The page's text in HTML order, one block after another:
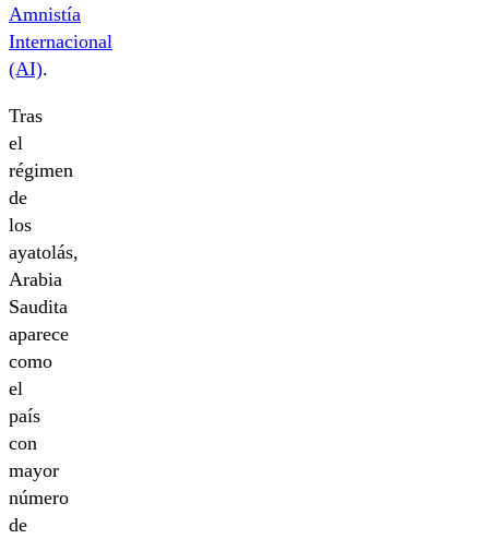
Amnistía
Internacional
(AI).
Tras
el
régimen
de
los
ayatolás,
Arabia
Saudita
aparece
como
el
país
con
mayor
número
de